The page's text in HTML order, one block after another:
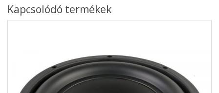
Kapcsolódó termékek